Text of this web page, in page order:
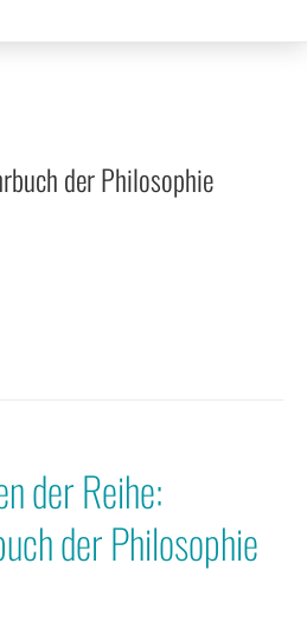
der Philosophie
der Reihe:
der Philosophie